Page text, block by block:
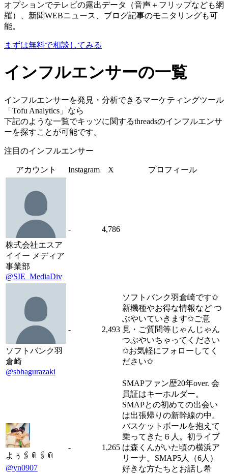
オプションでテレビの露出データ（音声＋フリップなども網
羅）、新聞WEBニュース、ブログ記事のモニタリングも可
能。
まずは無料で相談してみる
インフルエンサーの一覧
インフルエンサーを発見・分析できるマーケティングツール
「Tofu Analytics」なら
下記のような一覧でキッツに関するthreadsのインフルエンサ
ーを探すことが可能です。
注目のインフルエンサー
アカウント Instagram X プロフィール
株式会社エスア
イイー メディア
事業部
@SIE_MediaDiv
- 4,786
ソフトバンク羽
倉崎
@sbhagurazaki
- 2,493
ソフトバンク羽倉崎です✩
新機種やお得な情報など つ
ぶやいていきます✩ご意
見・ご質問等じゃんじゃん
つぶやいちゃってください
✩お気軽にフォローしてく
ださい✩
よぅ🖇📎🖇📎
@yn0907
- 1,265
SMAPファン歴20年over. 会
員証はキーホルダー。
SMAPとの初めての出会い
は出張帰りの新幹線の中。
バスケットボールを抱えて
乗ってきた６人。初ライブ
は森くんがいた頃の横浜ア
リーナ。SMAP5人（6人）
好きな方たちとお話し希